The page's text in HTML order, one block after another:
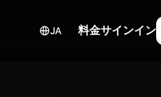
JA 料金サインイン